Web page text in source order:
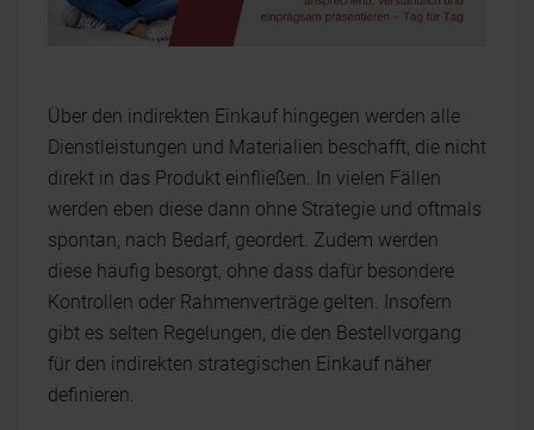
Über den indirekten Einkauf hingegen werden alle
Dienstleistungen und Materialien beschafft, die nicht
direkt in das Produkt einfließen. In vielen Fällen
werden eben diese dann ohne Strategie und oftmals
spontan, nach Bedarf, geordert. Zudem werden
diese häufig besorgt, ohne dass dafür besondere
Kontrollen oder Rahmenverträge gelten. Insofern
gibt es selten Regelungen, die den Bestellvorgang
für den indirekten strategischen Einkauf näher
definieren.